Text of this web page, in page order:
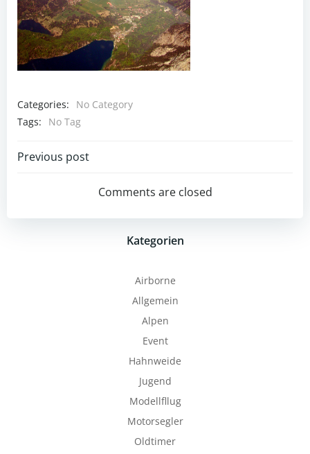
Categories:
No Category
Tags:
No Tag
Post
navigation
Previous post
Comments are closed
Kategorien
Airborne
Allgemein
Alpen
Event
Hahnweide
Jugend
Modellfllug
Motorsegler
Oldtimer